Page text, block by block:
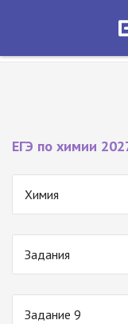
ЕГЭ по химии
Химия
Задания
Задание 9